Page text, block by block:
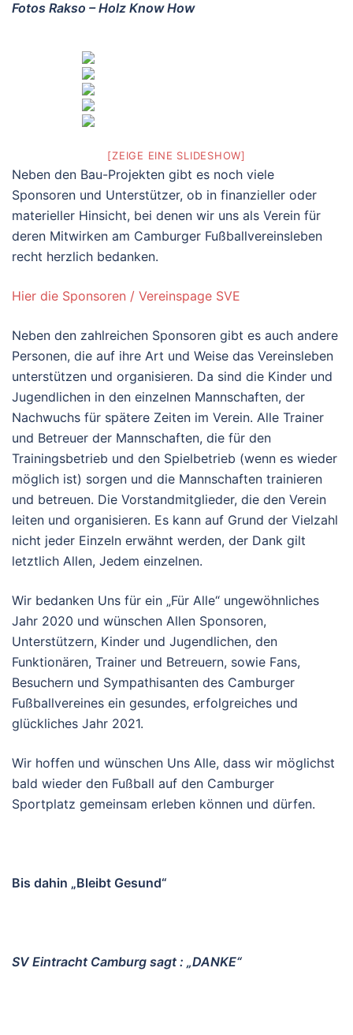
Fotos Rakso – Holz Know How
[ZEIGE EINE SLIDESHOW]
Neben den Bau-Projekten gibt es noch viele
Sponsoren und Unterstützer, ob in finanzieller oder
materieller Hinsicht, bei denen wir uns als Verein für
deren Mitwirken am Camburger Fußballvereinsleben
recht herzlich bedanken.
Hier die Sponsoren / Vereinspage SVE
Neben den zahlreichen Sponsoren gibt es auch andere
Personen, die auf ihre Art und Weise das Vereinsleben
unterstützen und organisieren. Da sind die Kinder und
Jugendlichen in den einzelnen Mannschaften, der
Nachwuchs für spätere Zeiten im Verein. Alle Trainer
und Betreuer der Mannschaften, die für den
Trainingsbetrieb und den Spielbetrieb (wenn es wieder
möglich ist) sorgen und die Mannschaften trainieren
und betreuen. Die Vorstandmitglieder, die den Verein
leiten und organisieren. Es kann auf Grund der Vielzahl
nicht jeder Einzeln erwähnt werden, der Dank gilt
letztlich Allen, Jedem einzelnen.
Wir bedanken Uns für ein „Für Alle“ ungewöhnliches
Jahr 2020 und wünschen Allen Sponsoren,
Unterstützern, Kinder und Jugendlichen, den
Funktionären, Trainer und Betreuern, sowie Fans,
Besuchern und Sympathisanten des Camburger
Fußballvereines ein gesundes, erfolgreiches und
glückliches Jahr 2021.
Wir hoffen und wünschen Uns Alle, dass wir möglichst
bald wieder den Fußball auf den Camburger
Sportplatz gemeinsam erleben können und dürfen.
Bis dahin „Bleibt Gesund“
SV Eintracht Camburg sagt : „DANKE“